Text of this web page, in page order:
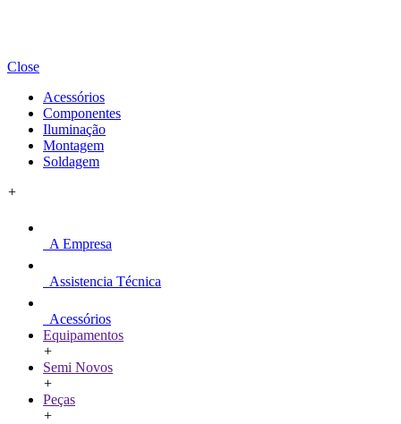
Close
Acessórios
Componentes
Iluminação
Montagem
Soldagem
+
A Empresa
Assistencia Técnica
Acessórios
Equipamentos
+
Semi Novos
+
Peças
+